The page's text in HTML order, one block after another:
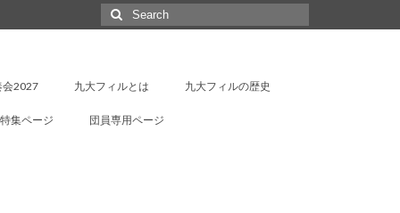
Search
for:
会2027 九大フィルとは 九大フィルの歴史
集ページ 団員専用ページ